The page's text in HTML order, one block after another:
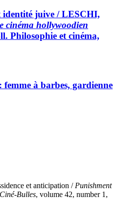
identité juive / LESCHI,
cinéma hollywoodien
Philosophie et cinéma,
femme à barbes, gardienne
et anticipation / Punishment
Ciné-Bulles, volume 42, number 1,